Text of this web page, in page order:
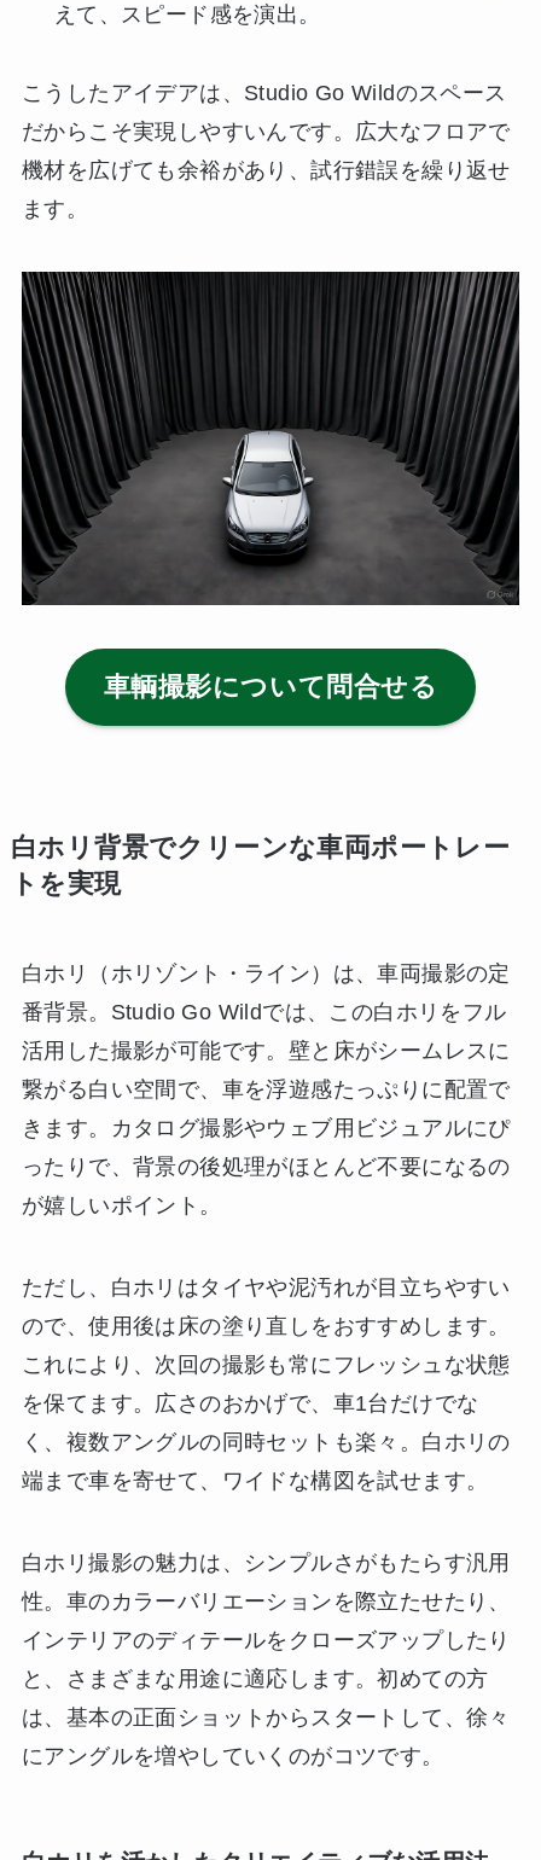
えて、スピード感を演出。
こうしたアイデアは、Studio Go Wildのスペース
だからこそ実現しやすいんです。広大なフロアで
機材を広げても余裕があり、試行錯誤を繰り返せ
ます。
車輌撮影について問合せる
白ホリ背景でクリーンな車両ポートレー
トを実現
白ホリ（ホリゾント・ライン）は、車両撮影の定
番背景。Studio Go Wildでは、この白ホリをフル
活用した撮影が可能です。壁と床がシームレスに
繋がる白い空間で、車を浮遊感たっぷりに配置で
きます。カタログ撮影やウェブ用ビジュアルにぴ
ったりで、背景の後処理がほとんど不要になるの
が嬉しいポイント。
ただし、白ホリはタイヤや泥汚れが目立ちやすい
ので、使用後は床の塗り直しをおすすめします。
これにより、次回の撮影も常にフレッシュな状態
を保てます。広さのおかげで、車1台だけでな
く、複数アングルの同時セットも楽々。白ホリの
端まで車を寄せて、ワイドな構図を試せます。
白ホリ撮影の魅力は、シンプルさがもたらす汎用
性。車のカラーバリエーションを際立たせたり、
インテリアのディテールをクローズアップしたり
と、さまざまな用途に適応します。初めての方
は、基本の正面ショットからスタートして、徐々
にアングルを増やしていくのがコツです。